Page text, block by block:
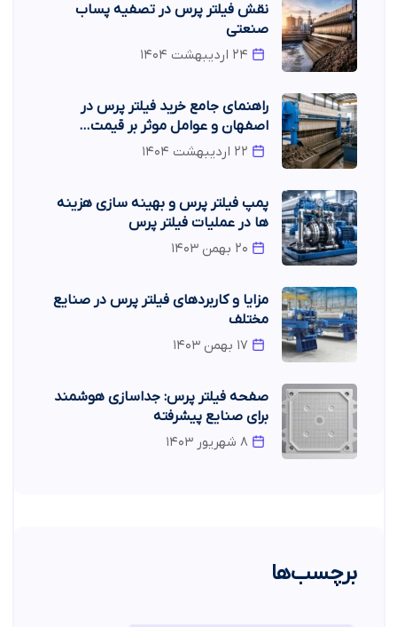
نقش فیلتر پرس در تصفیه پساب
صنعتی
راهنمای جامع خرید فیلتر پرس در
اصفهان و عوامل موثر بر قیمت…
پمپ فیلتر پرس و بهینه سازی هزینه
ها در عملیات فیلتر پرس
مزایا و کاربردهای فیلتر پرس در صنایع
مختلف
صفحه فیلتر پرس: جداسازی هوشمند
برای صنایع پیشرفته
برچسب‌ها